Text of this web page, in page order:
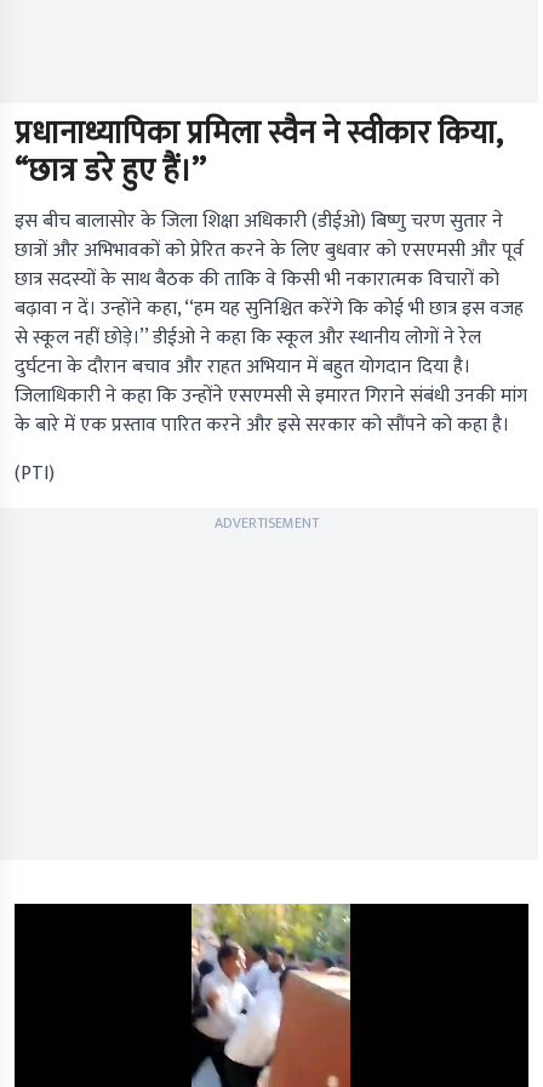
प्रधानाध्यापिका प्रमिला स्वैन ने स्वीकार किया,
“छात्र डरे हुए हैं।’’
इस बीच बालासोर के जिला शिक्षा अधिकारी (डीईओ) बिष्णु चरण सुतार ने
छात्रों और अभिभावकों को प्रेरित करने के लिए बुधवार को एसएमसी और पूर्व
छात्र सदस्यों के साथ बैठक की ताकि वे किसी भी नकारात्मक विचारों को
बढ़ावा न दें। उन्होंने कहा, ‘‘हम यह सुनिश्चित करेंगे कि कोई भी छात्र इस वजह
से स्कूल नहीं छोड़े।’’ डीईओ ने कहा कि स्कूल और स्थानीय लोगों ने रेल
दुर्घटना के दौरान बचाव और राहत अभियान में बहुत योगदान दिया है।
जिलाधिकारी ने कहा कि उन्होंने एसएमसी से इमारत गिराने संबंधी उनकी मांग
के बारे में एक प्रस्ताव पारित करने और इसे सरकार को सौंपने को कहा है।
(PTI)
ADVERTISEMENT